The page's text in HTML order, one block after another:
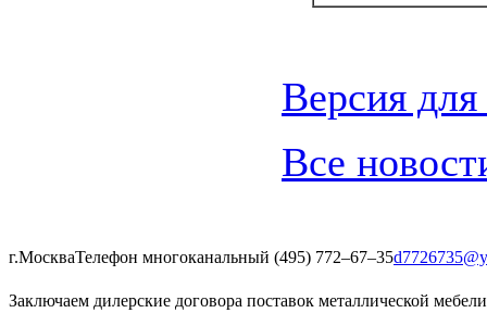
Версия для
Все
г.МоскваТелефон многоканальный (495) 772‒67‒35
Заключаем дилерские договора поставок металлической мебели